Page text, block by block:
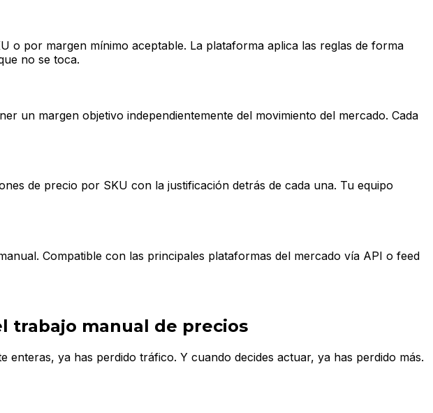
o por margen mínimo aceptable. La plataforma aplica las reglas de forma
no se toca.
un margen objetivo independientemente del movimiento del mercado. Cada
de precio por SKU con la justificación detrás de cada una. Tu equipo
Compatible con las principales plataformas del mercado vía API o feed
trabajo manual de precios
ya has perdido tráfico. Y cuando decides actuar, ya has perdido más.